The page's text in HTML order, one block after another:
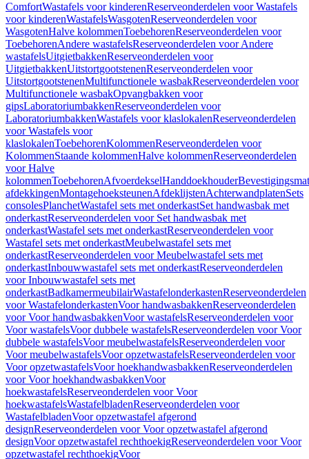
ComfortWastafels voor kinderenReserveonderdelen voor Wastafels
voor kinderenWastafelsWasgotenReserveonderdelen voor
WasgotenHalve kolommenToebehorenReserveonderdelen voor
ToebehorenAndere wastafelsReserveonderdelen voor Andere
wastafelsUitgietbakkenReserveonderdelen voor
UitgietbakkenUitstortgootstenenReserveonderdelen voor
UitstortgootstenenMultifunctionele wasbakReserveonderdelen voor
Multifunctionele wasbakOpvangbakken voor
gipsLaboratoriumbakkenReserveonderdelen voor
LaboratoriumbakkenWastafels voor klaslokalenReserveonderdelen
voor Wastafels voor
klaslokalenToebehorenKolommenReserveonderdelen voor
KolommenStaande kolommenHalve kolommenReserveonderdelen
voor Halve
kolommenToebehorenAfvoerdekselHanddoekhouder
afdekkingenMontagehoeksteunenAfdeklijstenAchterwandplatenSets
consolesPlanchetWastafel sets met onderkastSet handwasbak met
onderkastReserveonderdelen voor Set handwasbak met
onderkastWastafel sets met onderkastReserveonderdelen voor
Wastafel sets met onderkastMeubelwastafel sets met
onderkastReserveonderdelen voor Meubelwastafel sets met
onderkastInbouwwastafel sets met onderkastReserveonderdelen
voor Inbouwwastafel sets met
onderkastBadkamermeubilairWastafelonderkastenReserveonderdelen
voor WastafelonderkastenVoor handwasbakkenReserveonderdelen
voor Voor handwasbakkenVoor wastafelsReserveonderdelen voor
Voor wastafelsVoor dubbele wastafelsReserveonderdelen voor Voor
dubbele wastafelsVoor meubelwastafelsReserveonderdelen voor
Voor meubelwastafelsVoor opzetwastafelsReserveonderdelen voor
Voor opzetwastafelsVoor hoekhandwasbakkenReserveonderdelen
voor Voor hoekhandwasbakkenVoor
hoekwastafelsReserveonderdelen voor Voor
hoekwastafelsWastafelbladenReserveonderdelen voor
WastafelbladenVoor opzetwastafel afgerond
designReserveonderdelen voor Voor opzetwastafel afgerond
designVoor opzetwastafel rechthoekigReserveonderdelen voor Voor
opzetwastafel rechthoekigVoor